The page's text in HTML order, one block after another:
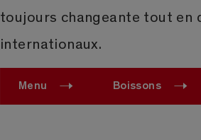
toujours changeante tout en
internationaux.
Menu Boissons